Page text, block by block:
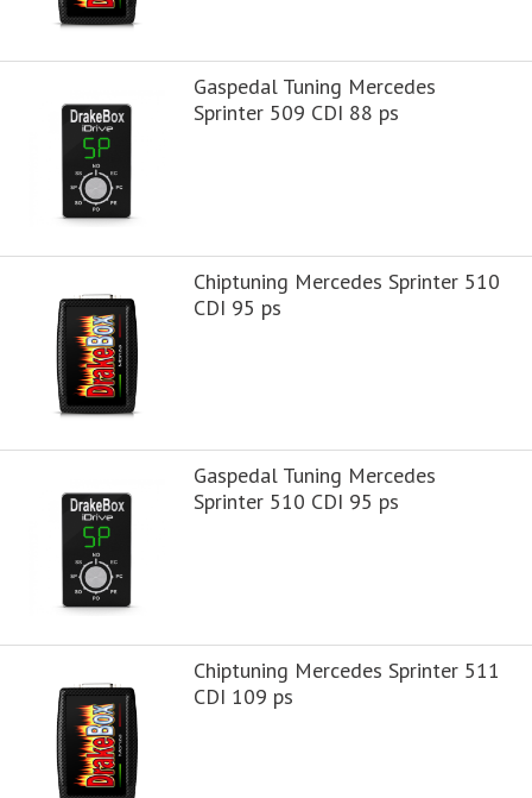
Gaspedal Tuning Mercedes
Sprinter 509 CDI 88 ps
Chiptuning Mercedes Sprinter 510
CDI 95 ps
Gaspedal Tuning Mercedes
Sprinter 510 CDI 95 ps
Chiptuning Mercedes Sprinter 511
CDI 109 ps